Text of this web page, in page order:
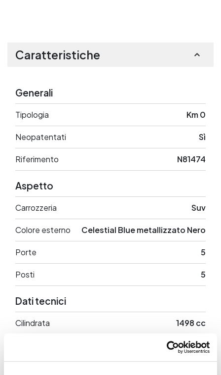
Caratteristiche
Generali
Tipologia Km 0
Neopatentati Sì
Riferimento N81474
Aspetto
Carrozzeria Suv
Colore esterno Celestial Blue metallizzato Nero
Porte 5
Posti 5
Dati tecnici
Cilindrata 1498 cc
116 CV